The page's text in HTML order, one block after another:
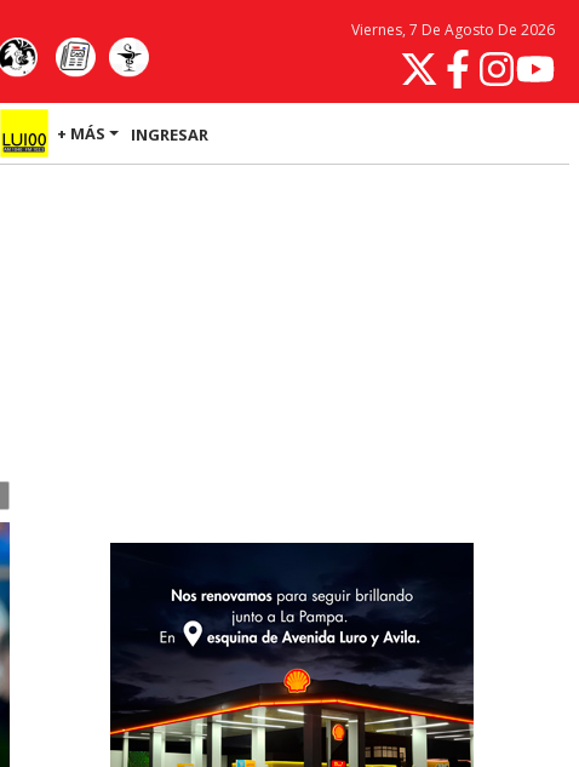
Viernes, 7 De Agosto De 2026
+ MÁS INGRESAR